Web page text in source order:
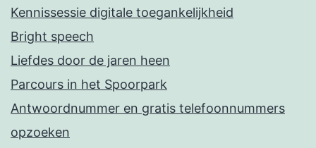
Kennissessie digitale toegankelijkheid
Bright speech
Liefdes door de jaren heen
Parcours in het Spoorpark
Antwoordnummer en gratis telefoonnummers
opzoeken